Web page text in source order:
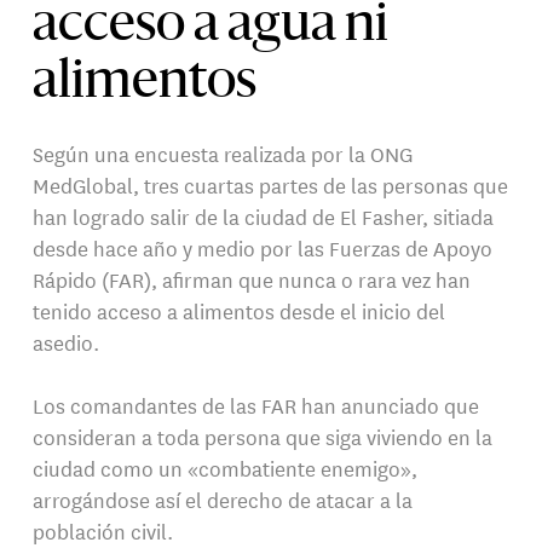
acceso a agua ni
alimentos
Según una encuesta realizada por la ONG
MedGlobal, tres cuartas partes de las personas que
han logrado salir de la ciudad de El Fasher, sitiada
desde hace año y medio por las Fuerzas de Apoyo
Rápido (FAR), afirman que nunca o rara vez han
tenido acceso a alimentos desde el inicio del
asedio.
Los comandantes de las FAR han anunciado que
consideran a toda persona que siga viviendo en la
ciudad como un «combatiente enemigo»,
arrogándose así el derecho de atacar a la
población civil.